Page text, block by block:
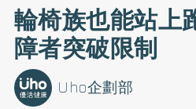
輪椅族也能站上
障者突破限制
Uho企劃部